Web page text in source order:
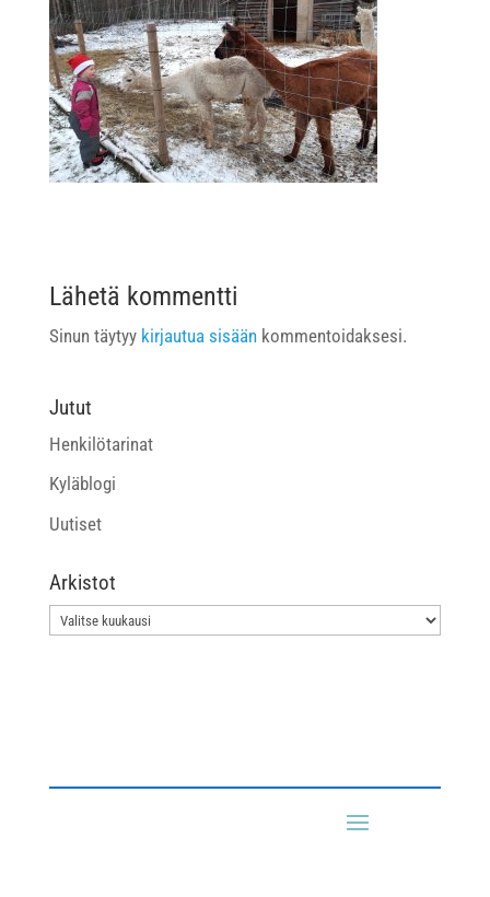
Lähetä kommentti
Sinun täytyy kirjautua sisäänkommentoidaksesi.
Jutut
Henkilötarinat
Kyläblogi
Uutiset
Arkistot
Arkistot